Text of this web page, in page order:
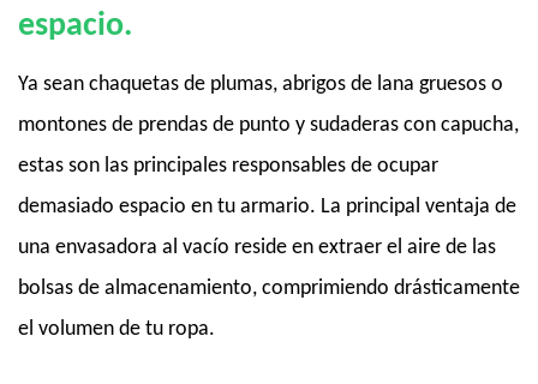
espacio.
Ya sean chaquetas de plumas, abrigos de lana gruesos o
montones de prendas de punto y sudaderas con capucha,
estas son las principales responsables de ocupar
demasiado espacio en tu armario. La principal ventaja de
una envasadora al vacío reside en extraer el aire de las
bolsas de almacenamiento, comprimiendo drásticamente
el volumen de tu ropa.